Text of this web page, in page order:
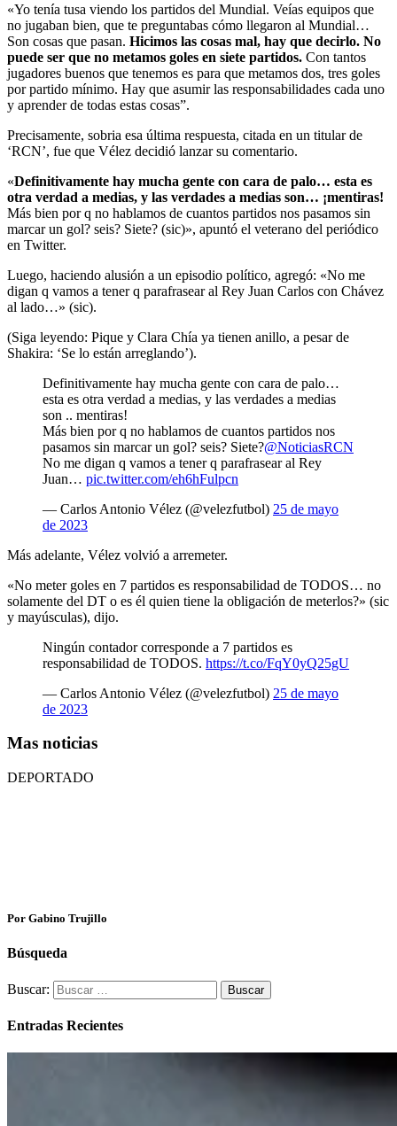
«Yo tenía tusa viendo los partidos del Mundial. Veías equipos que
no jugaban bien, que te preguntabas cómo llegaron al Mundial…
Son cosas que pasan. Hicimos las cosas mal, hay que decirlo. No
puede ser que no metamos goles en siete partidos. Con tantos
jugadores buenos que tenemos es para que metamos dos, tres goles
por partido mínimo. Hay que asumir las responsabilidades cada uno
y aprender de todas estas cosas”.
Precisamente, sobria esa última respuesta, citada en un titular de
‘RCN’, fue que Vélez decidió lanzar su comentario.
«Definitivamente hay mucha gente con cara de palo… esta es
otra verdad a medias, y las verdades a medias son… ¡mentiras!
Más bien por q no hablamos de cuantos partidos nos pasamos sin
marcar un gol? seis? Siete? (sic)», apuntó el veterano del periódico
en Twitter.
Luego, haciendo alusión a un episodio político, agregó: «No me
digan q vamos a tener q parafrasear al Rey Juan Carlos con Chávez
al lado…» (sic).
(Siga leyendo: Pique y Clara Chía ya tienen anillo, a pesar de
Shakira: ‘Se lo están arreglando’).
Definitivamente hay mucha gente con cara de palo…
esta es otra verdad a medias, y las verdades a medias
son .. mentiras!
Más bien por q no hablamos de cuantos partidos nos
pasamos sin marcar un gol? seis? Siete?@NoticiasRCN
No me digan q vamos a tener q parafrasear al Rey
Juan… pic.twitter.com/eh6hFulpcn
— Carlos Antonio Vélez (@velezfutbol) 25 de mayo
de 2023
Más adelante, Vélez volvió a arremeter.
«No meter goles en 7 partidos es responsabilidad de TODOS… no
solamente del DT o es él quien tiene la obligación de meterlos?» (sic
y mayúsculas), dijo.
Ningún contador corresponde a 7 partidos es
responsabilidad de TODOS. https://t.co/FqY0yQ25gU
— Carlos Antonio Vélez (@velezfutbol) 25 de mayo
de 2023
Mas noticias
DEPORTADO
Por Gabino Trujillo
Búsqueda
Buscar:
Entradas Recientes